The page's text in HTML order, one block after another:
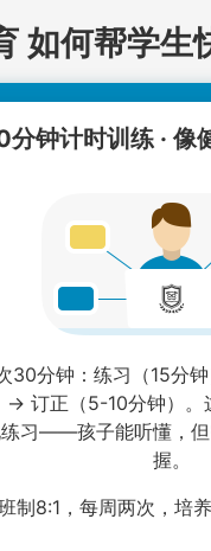
如何帮学生
分钟计时训练 · 像
30分钟：练习（15分
→ 订正（5-10分钟）。
习——孩子能听懂，但
握。
制8:1，每周两次，培